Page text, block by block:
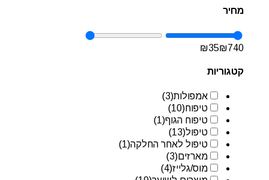
מחיר
₪35₪740
קטגוריות
אמפולות(3)
טיפוח(10)
טיפוח הגוף(1)
טיפול(13)
טיפול לאחר החלקה(1)
מארזים(3)
מוס/גלייז(4)